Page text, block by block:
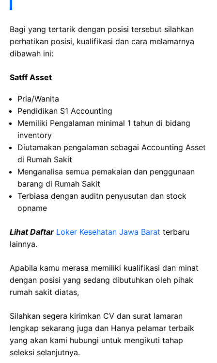
Bagi yang tertarik dengan posisi tersebut silahkan
perhatikan posisi, kualifikasi dan cara melamarnya
dibawah ini:
Satff Asset
Pria/Wanita
Pendidikan S1 Accounting
Memiliki Pengalaman minimal 1 tahun di bidang
inventory
Diutamakan pengalaman sebagai Accounting Asset
di Rumah Sakit
Menganalisa semua pemakaian dan penggunaan
barang di Rumah Sakit
Terbiasa dengan auditn penyusutan dan stock
opname
Lihat Daftar Loker Kesehatan Jawa Barat terbaru
lainnya.
Apabila kamu merasa memiliki kualifikasi dan minat
dengan posisi yang sedang dibutuhkan oleh pihak
rumah sakit diatas,
Silahkan segera kirimkan CV dan surat lamaran
lengkap sekarang juga dan Hanya pelamar terbaik
yang akan kami hubungi untuk mengikuti tahap
seleksi selanjutnya.